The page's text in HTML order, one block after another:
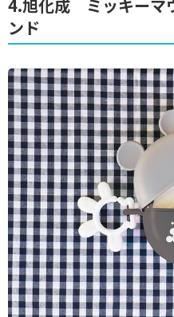
4.旭化成 ミッキーマ
ンド